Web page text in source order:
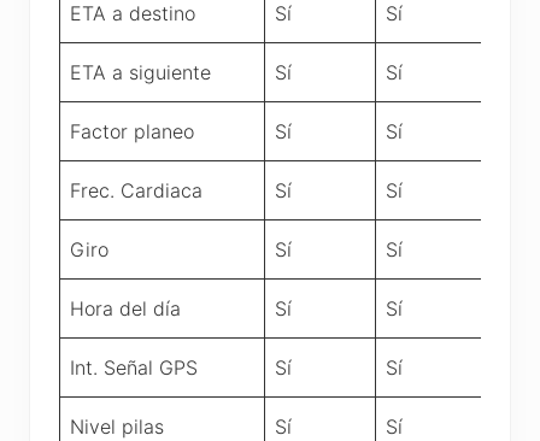
ETA a destino Sí Sí
ETA a siguiente Sí Sí
Factor planeo Sí Sí
Frec. Cardiaca Sí Sí
Giro Sí Sí
Hora del día Sí Sí
Int. Señal GPS Sí Sí
Nivel pilas Sí Sí